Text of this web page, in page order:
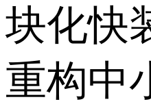
块化快
重构中